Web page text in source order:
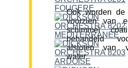
Ook worden de
voorzien van
schimmel
behandeld
afstoten van
water.